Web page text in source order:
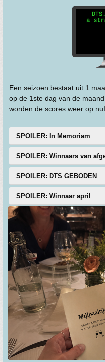
Een seizoen bestaat uit 1
op de 1ste dag van de
worden de scores weer op nuI
SPOILER: In Memoriam
SPOILER: Winnaars van
SPOILER: DTS GEBODEN
SPOILER: Winnaar april